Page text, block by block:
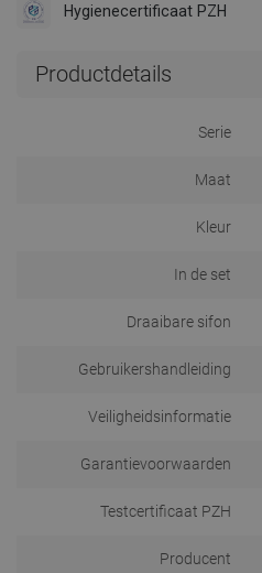
Hygienecertificaat PZH
Productdetails
Serie
Maat
Kleur
In de set
Draaibare sifon
Gebruikershandleiding
Veiligheidsinformatie
Garantievoorwaarden
Testcertificaat PZH
Producent